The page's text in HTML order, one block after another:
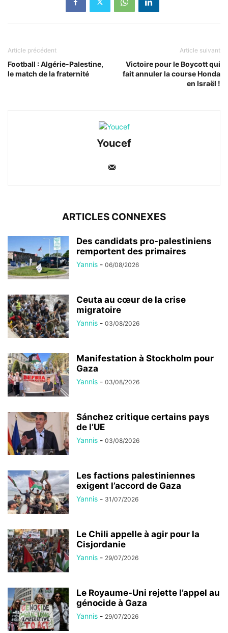
Article précédent
Football : Algérie-Palestine,
le match de la fraternité
Article suivant
Victoire pour le Boycott qui
fait annuler la course Honda
en Israël !
Youcef
ARTICLES CONNEXES
Des candidats pro-palestiniens
remportent des primaires
Yannis - 06/08/2026
Ceuta au cœur de la crise
migratoire
Yannis - 03/08/2026
Manifestation à Stockholm pour
Gaza
Yannis - 03/08/2026
Sánchez critique certains pays
de l’UE
Yannis - 03/08/2026
Les factions palestiniennes
exigent l’accord de Gaza
Yannis - 31/07/2026
Le Chili appelle à agir pour la
Cisjordanie
Yannis - 29/07/2026
Le Royaume-Uni rejette l’appel au
génocide à Gaza
Yannis - 29/07/2026